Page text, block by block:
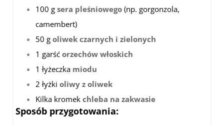
100 g sera pleśniowego (np. gorgonzola,
camembert)
50 g oliwek czarnych i zielonych
1 garść orzechów włoskich
1 łyżeczka miodu
2 łyżki oliwy z oliwek
Kilka kromek chleba na zakwasie
Sposób przygotowania: